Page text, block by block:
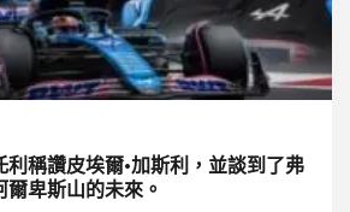
利稱讚皮埃爾·加斯利，並談到了弗
爾卑斯山的未來。